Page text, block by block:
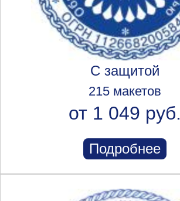
С защитой
215 макетов
от 1 049 руб.
Подробнее